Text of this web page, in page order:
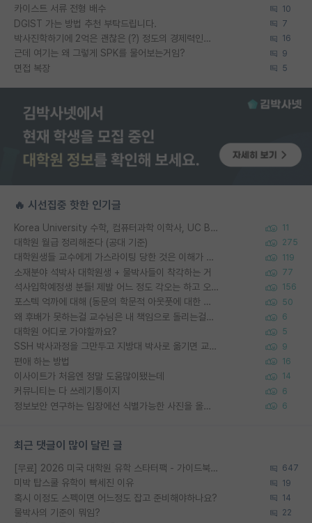
카이스트 서류 전형 배수 10
DGIST 가는 방법 추천 부탁드립니다. 7
박사진학하기에 2억은 괜찮은 (?) 정도의 경제력인가요 16
근데 여기는 왜 그렇게 SPK를 물어보는거임? 9
면접 복장 5
🔥 시선집중 핫한 인기글
Korea University 수학, 컴퓨터과학 이학사, UC Berkeley 산업공학 대학원 공학박사가 되는 것은 쉽지 않겠죠? 11
대학원 월급 정리해준다 (공대 기준) 275
대학원생들 교수에게 가스라이팅 당한 것은 이해가 갑니다. 안타깝네요. 119
소재분야 석박사 대학원생 + 물박사들이 착각하는 거 77
석사입학예정생 분들! 제발 어느 정도 각오는 하고 오세요. 156
포스텍 억까에 대해 (동문의 학문적 아웃풋에 대한 반박) 50
왜 후배가 못하는걸 교수님은 내 책임으로 돌리는걸까요? 6
대학원 어디로 가야할까요? 5
SSH 박사과정을 그만두고 지방대 박사로 옮기면 교수의 꿈은 끝일까요? 9
편애 하는 방법 16
이사이트가 처음엔 정말 도움많이됐는데 14
커뮤니티는 다 쓰레기통이지 6
정보보안 연구하는 입장에선 식별가능한 사진을 올리는건 비추이긴함 6
최근 댓글이 많이 달린 글
[무료] 2026 미국 대학원 유학 스타터팩 - 가이드북 & 합격자 컨택메일 템플릿 647
미박 탑스쿨 유학이 빡세진 이유 19
혹시 이정도 스펙이면 어느정도 잡고 준비해야하나요? 14
물박사의 기준이 뭐임? 22